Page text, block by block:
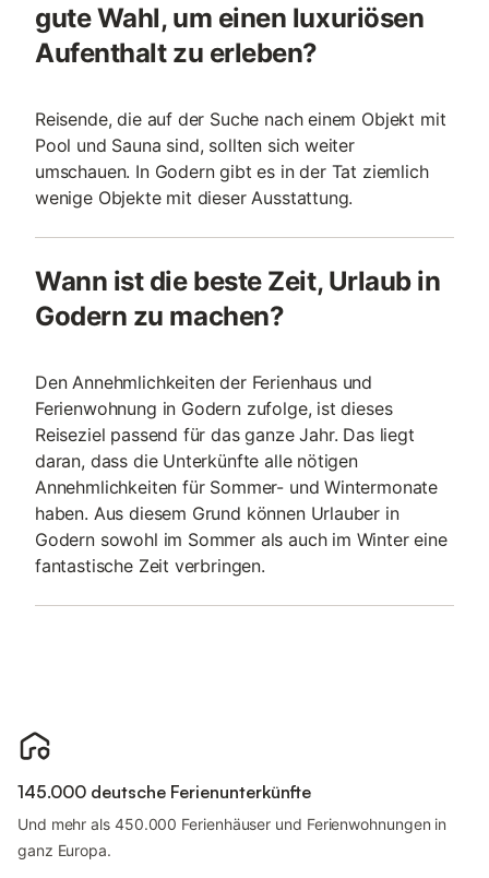
gute Wahl, um einen luxuriösen
Aufenthalt zu erleben?
Reisende, die auf der Suche nach einem Objekt mit
Pool und Sauna sind, sollten sich weiter
umschauen. In Godern gibt es in der Tat ziemlich
wenige Objekte mit dieser Ausstattung.
Wann ist die beste Zeit, Urlaub in
Godern zu machen?
Den Annehmlichkeiten der Ferienhaus und
Ferienwohnung in Godern zufolge, ist dieses
Reiseziel passend für das ganze Jahr. Das liegt
daran, dass die Unterkünfte alle nötigen
Annehmlichkeiten für Sommer- und Wintermonate
haben. Aus diesem Grund können Urlauber in
Godern sowohl im Sommer als auch im Winter eine
fantastische Zeit verbringen.
145.000 deutsche Ferienunterkünfte
Und mehr als 450.000 Ferienhäuser und Ferienwohnungen in
ganz Europa.